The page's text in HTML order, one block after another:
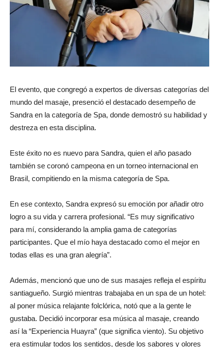
El evento, que congregó a expertos de diversas categorías del
mundo del masaje, presenció el destacado desempeño de
Sandra en la categoría de Spa, donde demostró su habilidad y
destreza en esta disciplina.
Este éxito no es nuevo para Sandra, quien el año pasado
también se coronó campeona en un torneo internacional en
Brasil, compitiendo en la misma categoría de Spa.
En ese contexto, Sandra expresó su emoción por añadir otro
logro a su vida y carrera profesional. “Es muy significativo
para mí, considerando la amplia gama de categorías
participantes. Que el mío haya destacado como el mejor en
todas ellas es una gran alegría”.
Además, mencionó que uno de sus masajes refleja el espíritu
santiagueño. Surgió mientras trabajaba en un spa de un hotel:
al poner música relajante folclórica, notó que a la gente le
gustaba. Decidió incorporar esa música al masaje, creando
así la “Experiencia Huayra” (que significa viento). Su objetivo
era estimular todos los sentidos, desde los sabores y olores